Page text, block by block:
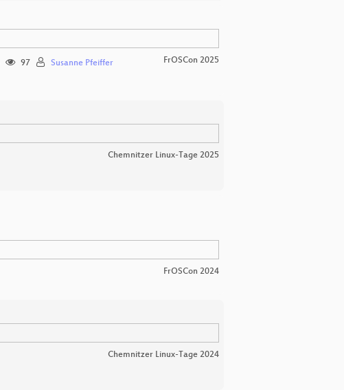
97 Susanne Pfeiffer FrOSCon 2025
Chemnitzer Linux-Tage 2025
FrOSCon 2024
Chemnitzer Linux-Tage 2024